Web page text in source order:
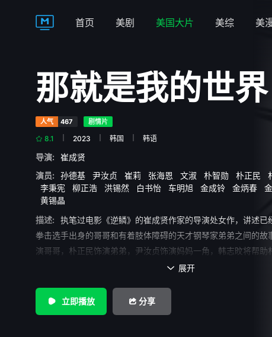
首页 美剧 美国大片 美综 美
那就是我的世界
人气 467 剧情片
8.1 2023 韩国 韩语
导演:
崔成贤
演员:
孙德基 尹汝贞 崔莉 张海恩 文淑 朴智勋 朴正民
李秉宪
柳正浩 洪锡然 白书怡 车明旭 金成铃 金炳春
黄锡晶
描述:
执笔过电影《逆鳞》的崔成贤作家的导演处女作，讲述已
拳击选手出身的哥哥和有着肢体障碍的天才钢琴家弟弟之间的故
演哥哥，朴正民饰演弟弟，尹汝贞饰演妈妈一角，韩志旼将帮助
色。电影由CJ投资发行，5月末开拍。
 展开
立即播放 分享